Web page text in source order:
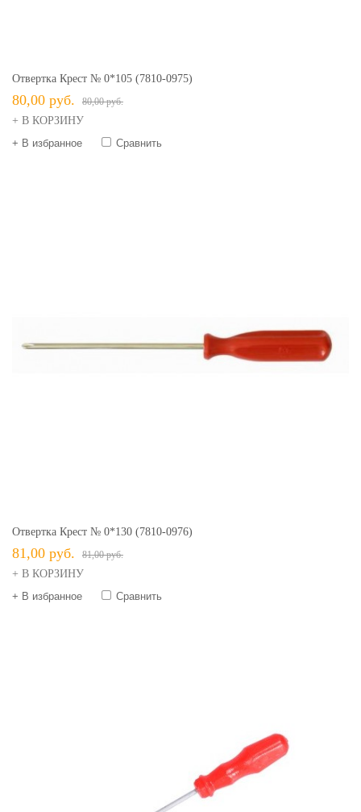
Отвертка Крест № 0*105 (7810-0975)
80,00 руб. 80,00 руб.
+ В КОРЗИНУ
+ В избранное
Сравнить
Отвертка Крест № 0*130 (7810-0976)
81,00 руб. 81,00 руб.
+ В КОРЗИНУ
+ В избранное
Сравнить